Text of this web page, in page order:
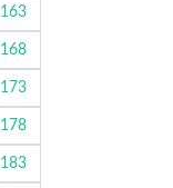
163
168
173
178
183